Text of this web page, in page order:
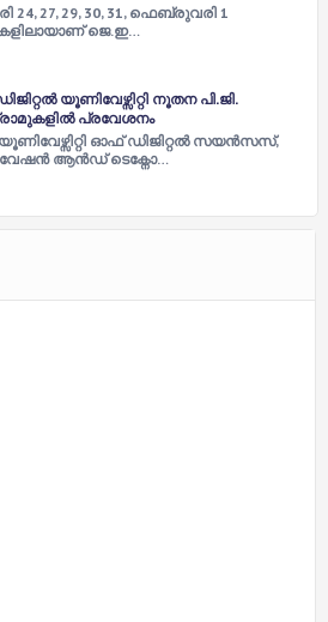
24, 27, 29, 30, 31, ഫെബ്രുവരി 1
ജെ.ഇ…
യൂണിവേഴ്സിറ്റി നൂതന പി.ജി.
പ്രവേശനം
ഓഫ് ഡിജിറ്റല്‍ സയൻസസ്,
ആൻഡ് ടെക്നോ…